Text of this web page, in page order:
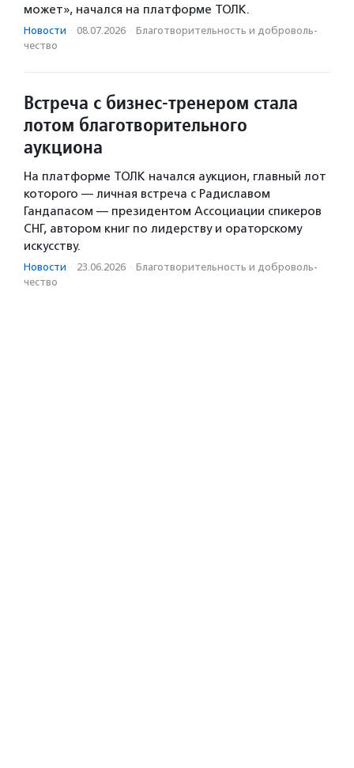
может», начался на платформе ТОЛК.
Новости · 08.07.2026 · Благотвори­тель­ность и доброволь­
чест­во
Встреча с бизнес-тренером стала
лотом благотворительного
аукциона
На платформе ТОЛК начался аукцион, главный лот
которого — личная встреча с Радиславом
Гандапасом — президентом Ассоциации спикеров
СНГ, автором книг по лидерству и ораторскому
искусству.
Новости · 23.06.2026 · Благотвори­тель­ность и доброволь­
чест­во